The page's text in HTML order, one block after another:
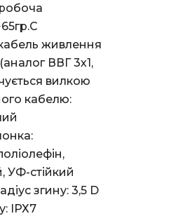
живлення
ВВГ 3х1,
вилкою
кабелю:
УФ-стійкий
згину: 3,5 D
ІРХ7